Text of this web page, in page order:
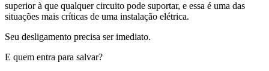
superior à que qualquer circuito pode suportar, e essa é uma das
situações mais críticas de uma instalação elétrica.
Seu desligamento precisa ser imediato.
E quem entra para salvar?